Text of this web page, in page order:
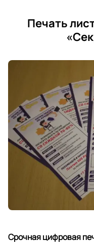
Печать
Срочная цифровая